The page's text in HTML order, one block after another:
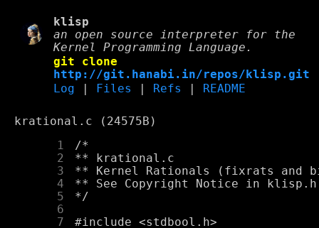
klisp
an open source interpreter for the
Kernel Programming Language.
git clone
http://git.hanabi.in/repos/klisp.git
Log
Files Refs README
krational.c (24575B)
      1
      2
      3
      4
      5
      6
      7